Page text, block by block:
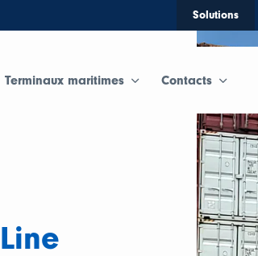
Solutions
Terminaux maritimes Contacts